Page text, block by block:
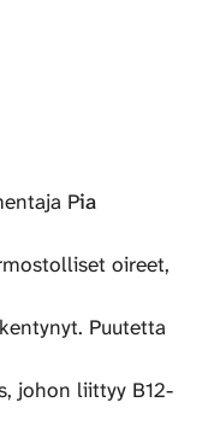
Pia
oireet,
Puutetta
johon liittyy B12-